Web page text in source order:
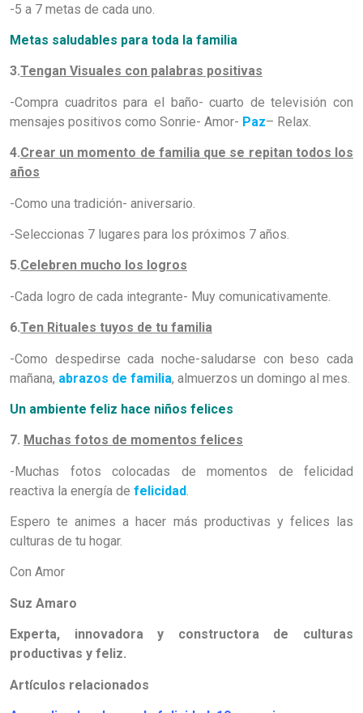
-5 a 7 metas de cada uno.
Metas saludables para toda la familia
3.Tengan Visuales con palabras positivas
-Compra cuadritos para el baño- cuarto de televisión con
mensajes positivos como Sonrie- Amor- Paz– Relax.
4.Crear un momento de familia que se repitan todos los
años
-Como una tradición- aniversario.
-Seleccionas 7 lugares para los próximos 7 años.
5.Celebren mucho los logros
-Cada logro de cada integrante- Muy comunicativamente.
6.Ten Rituales tuyos de tu familia
-Como despedirse cada noche-saludarse con beso cada
mañana, abrazos de familia, almuerzos un domingo al mes.
Un ambiente feliz hace niños felices
7. Muchas fotos de momentos felices
-Muchas fotos colocadas de momentos de felicidad
reactiva la energía de felicidad
Espero te animes a hacer más productivas y felices las
culturas de tu hogar.
Con Amor
Suz Amaro
Experta, innovadora y constructora de culturas
productivas y feliz.
Artículos relacionados